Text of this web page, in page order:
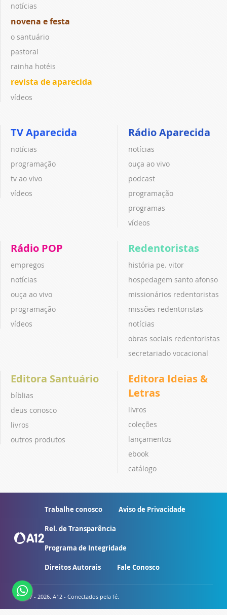
notícias
novena e festa
o santuário
pastoral
rainha hotéis
revista de aparecida
vídeos
TV Aparecida
notícias
programação
tv ao vivo
vídeos
Rádio Aparecida
notícias
ouça ao vivo
podcast
programação
programas
vídeos
Rádio POP
empregos
notícias
ouça ao vivo
programação
vídeos
Redentoristas
história pe. vitor
hospedagem santo afonso
missionários redentoristas
missões redentoristas
notícias
obras sociais redentoristas
secretariado vocacional
Editora Santuário
bíblias
deus conosco
livros
outros produtos
Editora Ideias &
Letras
livros
coleções
lançamentos
ebook
catálogo
Trabalhe conosco Aviso de Privacidade
Rel. de Transparência
Programa de Integridade
Direitos Autorais Fale Conosco
© 2007 - 2026. A12 - Conectados pela fé.